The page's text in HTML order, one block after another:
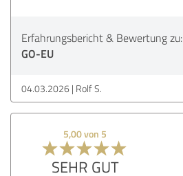
Erfahrungsbericht & Bewertung zu:
GO-EU
04.03.2026 Rolf S.
5,00 von 5
SEHR GUT